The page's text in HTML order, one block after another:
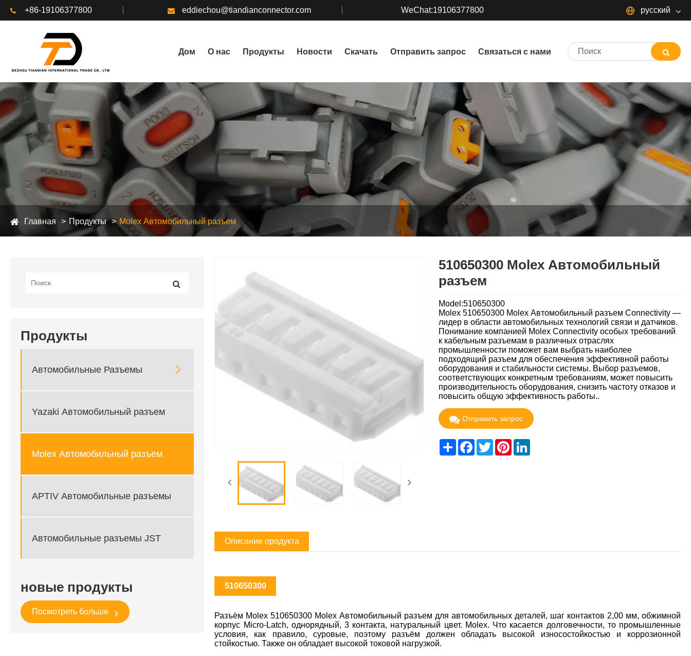
+86-19106377800 eddiechou@tiandianconnector.com WeChat:19106377800 русский
Дом О нас Продукты Новости Скачать Отправить запрос Связаться с нами
Главная Продукты Molex Автомобильный разъем
Продукты
Автомобильные Разъемы 
Yazaki Автомобильный разъем
Molex Автомобильный разъем
APTIV Автомобильные разъемы
Автомобильные разъемы JST
новые продукты
Посмотреть больше
510650300 Molex Автомобильный
разъем
Model:510650300
Molex 510650300 Molex Автомобильный разъем Connectivity —
лидер в области автомобильных технологий связи и датчиков.
Понимание компанией Molex Connectivity особых требований
к кабельным разъемам в различных отраслях
промышленности поможет вам выбрать наиболее
подходящий разъем для обеспечения эффективной работы
оборудования и стабильности системы. Выбор разъемов,
соответствующих конкретным требованиям, может повысить
производительность оборудования, снизить частоту отказов и
повысить общую эффективность работы..
Отправить запрос
ShareFacebook
TwitterPinterestLinkedIn
Описание продукта
510650300
Разъём Molex 510650300 Molex Автомобильный разъем для автомобильных деталей, шаг контактов 2,00 мм, обжимной
корпус Micro-Latch, однорядный, 3 контакта, натуральный цвет. Molex. Что касается долговечности, то промышленные
условия, как правило, суровые, поэтому разъём должен обладать высокой износостойкостью и коррозионной
стойкостью. Также он обладает высокой токовой нагрузкой.